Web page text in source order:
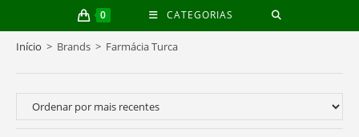
0 CATEGORIAS
Início > Brands > Farmácia Turca